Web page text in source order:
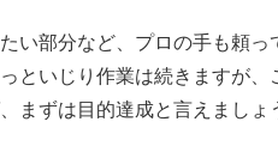
い部分など、プロの手も頼
といじり作業は続きますが
まずは目的達成と言えましょ